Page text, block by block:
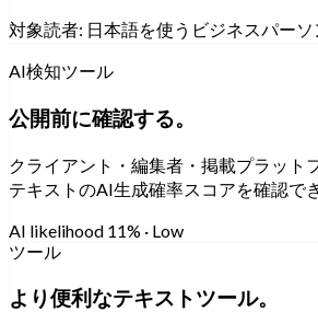
対象読者: 日本語を使うビジネスパーソ
AI検知ツール
公開前に確認する。
クライアント・編集者・掲載プラット
テキストのAI生成確率スコアを確認で
AI likelihood 11% · Low
ツール
より便利なテキストツール。